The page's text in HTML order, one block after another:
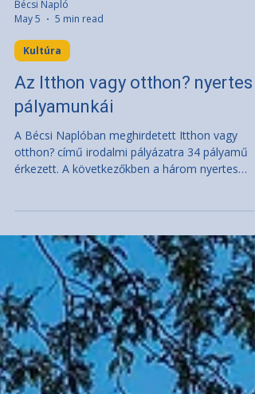
May 5
5 min read
Kultúra
Az Itthon vagy otthon? nyertes
pályamunkái
A Bécsi Naplóban meghirdetett Itthon vagy
Mein Mantel (jutalom: 300 €) Második díj:
Luca – A külföldön élés nem kolbászból készült
kerítés (jutalom: 200 €) Harmadik díj: Rusu
Szidónia – Tartozásaim (jutalom: 100 €) Hidasi
Zsaklin Mein Mantel Vettem egy új kabátot. Az
előzőt az utóbbi időben legszívesebben már
kihajítottam volna. Min